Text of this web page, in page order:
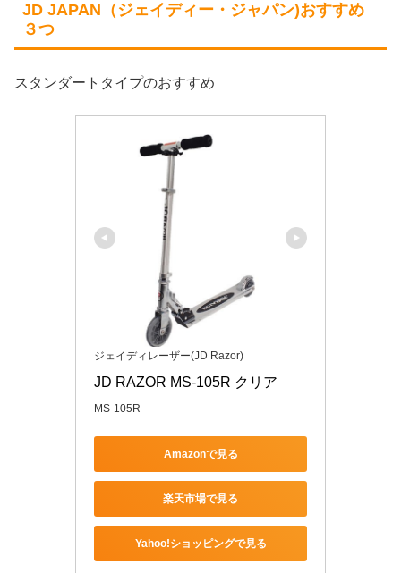
JD JAPAN（ジェイディー・ジャパン)おすすめ
３つ
スタンダートタイプのおすすめ
ジェイディレーザー(JD Razor)
JD RAZOR MS-105R クリア
MS-105R
Amazonで見る
楽天市場で見る
Yahoo!ショッピングで見る